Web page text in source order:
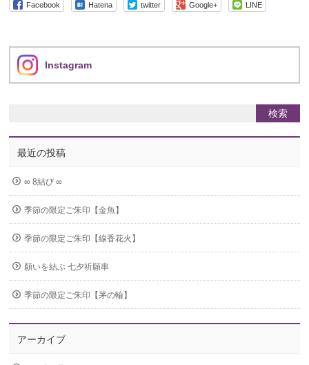
Facebook Hatena twitter Google+ LINE
Instagram
最近の投稿
∞ 8結び ∞
季節の限定ご朱印【金魚】
季節の限定ご朱印【線香花火】
願いを結ぶ 七夕祈願串
季節の限定ご朱印【茅の輪】
アーカイブ